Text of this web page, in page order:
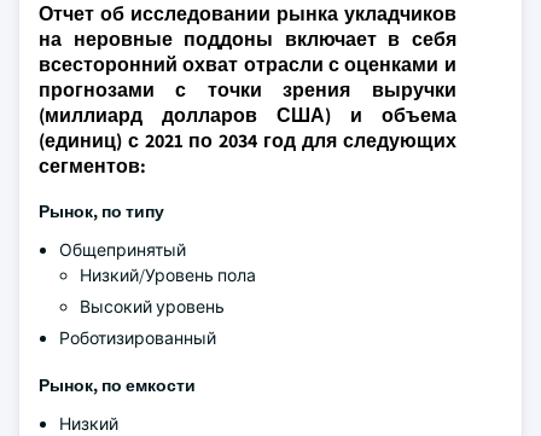
Отчет об исследовании рынка укладчиков
на неровные поддоны включает в себя
всесторонний охват отрасли с оценками и
прогнозами с точки зрения выручки
(миллиард долларов США) и объема
(единиц) с 2021 по 2034 год для следующих
сегментов:
Рынок, по типу
Общепринятый
Низкий/Уровень пола
Высокий уровень
Роботизированный
Рынок, по емкости
Низкий